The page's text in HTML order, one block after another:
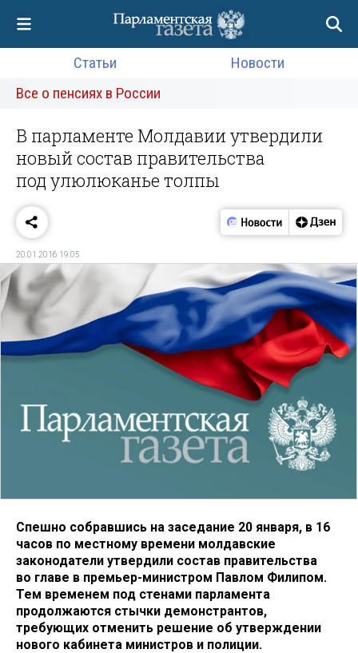
Статьи
Новости
Все о пенсиях в России
В парламенте Молдавии утвердили
новый состав правительства
под улюлюканье толпы
20.01.2016 19:05
Спешно собравшись на заседание 20 января, в 16
часов по местному времени молдавские
законодатели утвердили состав правительства
во главе в премьер-министром Павлом Филипом.
Тем временем под стенами парламента
продолжаются стычки демонстрантов,
требующих отменить решение об утверждении
нового кабинета министров и полиции.